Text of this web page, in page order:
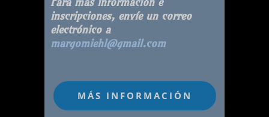
inscripciones, envíe un correo
electrónico a
margomiehl@gmail.com